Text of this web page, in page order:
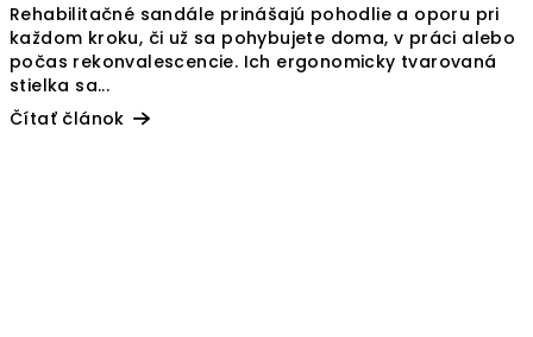
Rehabilitačné sandále prinášajú pohodlie a oporu pri
každom kroku, či už sa pohybujete doma, v práci alebo
počas rekonvalescencie. Ich ergonomicky tvarovaná
stielka sa...
Čítať článok